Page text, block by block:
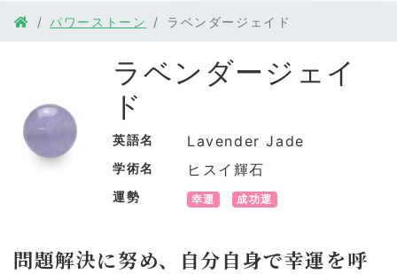
パワーストーン ラベンダージェイド
ラベンダージェイ
ド
英語名 Lavender Jade
学術名 ヒスイ輝石
運勢 幸運 成功運
問題解決に努め、自分自身で幸運を呼